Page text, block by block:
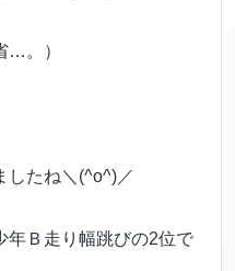
…。）
したね＼(^o^)／
年Ｂ走り幅跳びの2位で